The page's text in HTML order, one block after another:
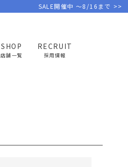
テント/タープ
SHOP
店舗一覧
RECRUIT
採用情報
SALE開催中 ～8/16まで >>